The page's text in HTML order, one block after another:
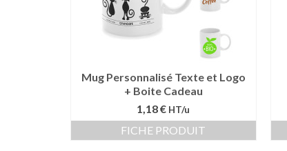
Mug Personnalisé Texte et Logo
+ Boite Cadeau
1,18 € HT/u
FICHE PRODUIT